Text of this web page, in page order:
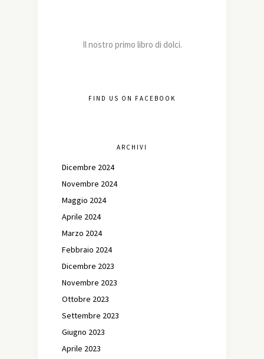
Il nostro primo libro di dolci.
FIND US ON FACEBOOK
ARCHIVI
Dicembre 2024
Novembre 2024
Maggio 2024
Aprile 2024
Marzo 2024
Febbraio 2024
Dicembre 2023
Novembre 2023
Ottobre 2023
Settembre 2023
Giugno 2023
Aprile 2023